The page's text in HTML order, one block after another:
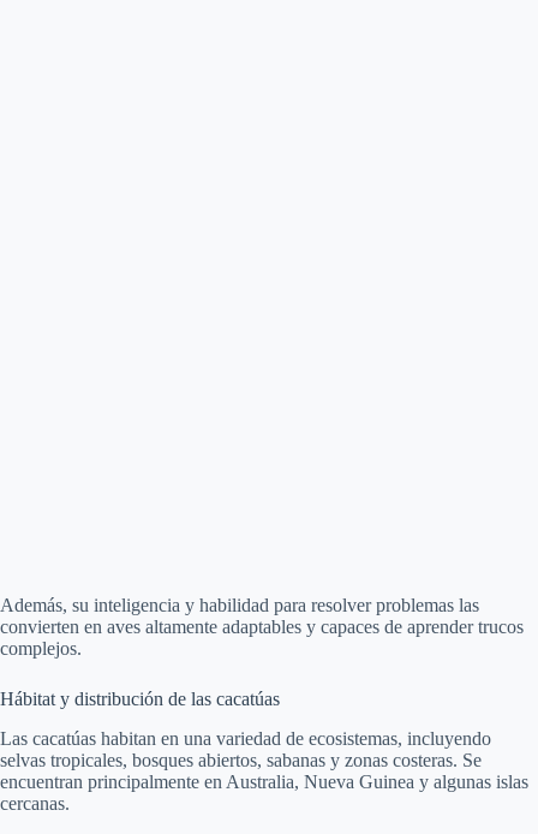
Además, su inteligencia y habilidad para resolver problemas las
convierten en aves altamente adaptables y capaces de aprender trucos
complejos.
Hábitat y distribución de las cacatúas
Las cacatúas habitan en una variedad de ecosistemas, incluyendo
selvas tropicales, bosques abiertos, sabanas y zonas costeras. Se
encuentran principalmente en Australia, Nueva Guinea y algunas islas
cercanas.